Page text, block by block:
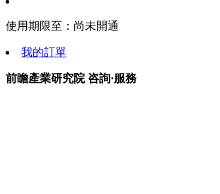
使用期限至： 尚未開通
我的訂單
前瞻產業研究院 咨詢·服務